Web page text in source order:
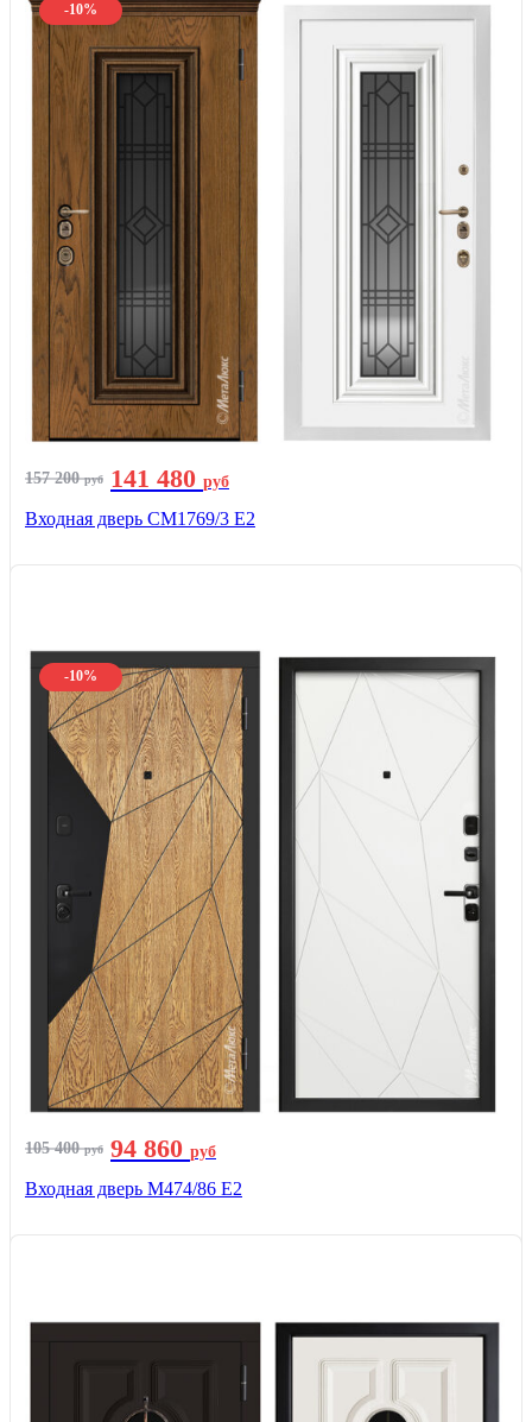
-10%
157 200руб 141 480 руб
Входная дверь СМ1769/3 Е2
-10%
105 400руб 94 860 руб
Входная дверь М474/86 Е2